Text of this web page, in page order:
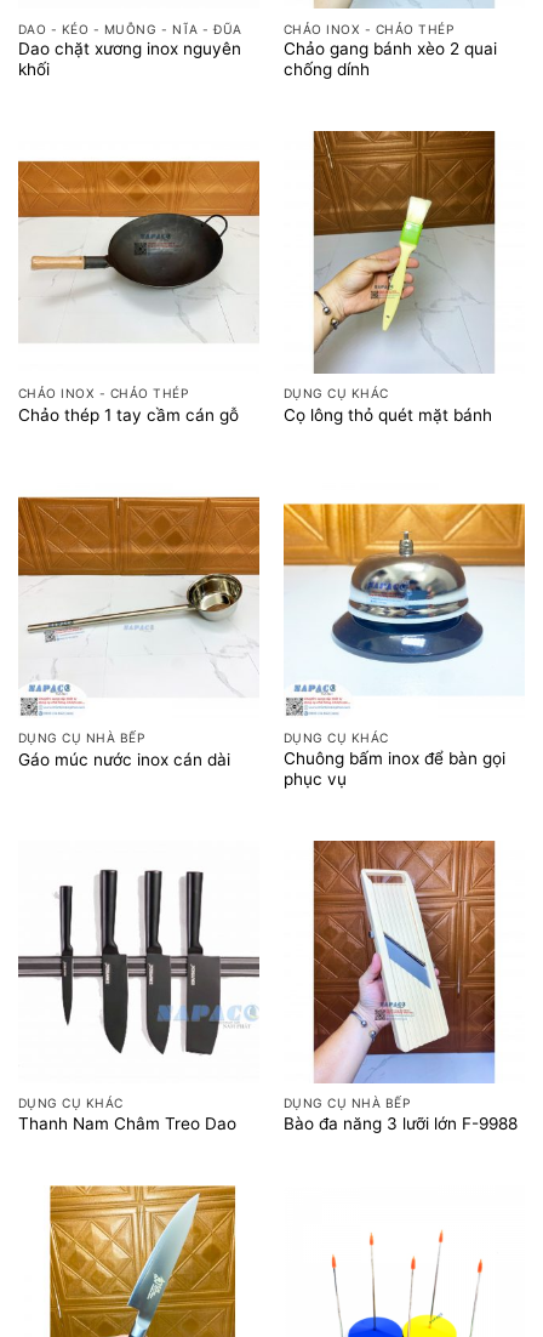
DAO - KÉO - MUỖNG - NĨA - ĐŨA
Dao chặt xương inox nguyên
khối
CHẢO INOX - CHẢO THÉP
Chảo gang bánh xèo 2 quai
chống dính
CHẢO INOX - CHẢO THÉP
Chảo thép 1 tay cầm cán gỗ
DỤNG CỤ KHÁC
Cọ lông thỏ quét mặt bánh
DỤNG CỤ NHÀ BẾP
Gáo múc nước inox cán dài
DỤNG CỤ KHÁC
Chuông bấm inox để bàn gọi
phục vụ
DỤNG CỤ KHÁC
Thanh Nam Châm Treo Dao
DỤNG CỤ NHÀ BẾP
Bào đa năng 3 lưỡi lớn F-9988